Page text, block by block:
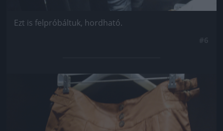
Ezt is felpróbáltuk, hordható.
Jön még kép!